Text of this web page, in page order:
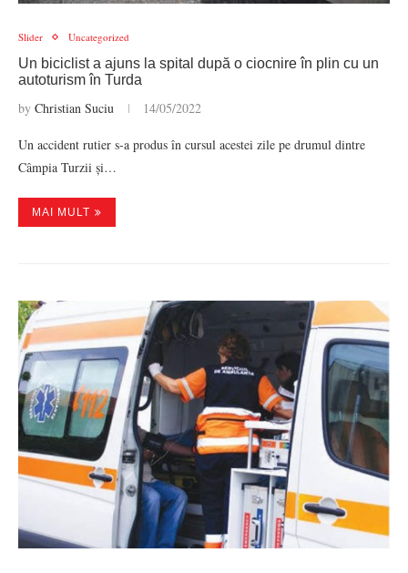
Slider Uncategorized
Un biciclist a ajuns la spital după o ciocnire în plin cu un
autoturism în Turda
by Christian Suciu 14/05/2022
Un accident rutier s-a produs în cursul acestei zile pe drumul dintre
Câmpia Turzii și…
MAI MULT